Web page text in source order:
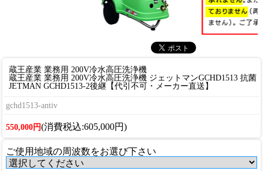
蔵王産業 業務用 200V冷水高圧洗浄機
蔵王産業 業務用 200V冷水高圧洗浄機 ジェットマンGCHD1513 抗菌
JETMAN GCHD1513-2後継【代引不可・メーカー直送】
gchd1513-antiv
550,000円(消費税込:605,000円)
ご使用地域の周波数をお選び下さい